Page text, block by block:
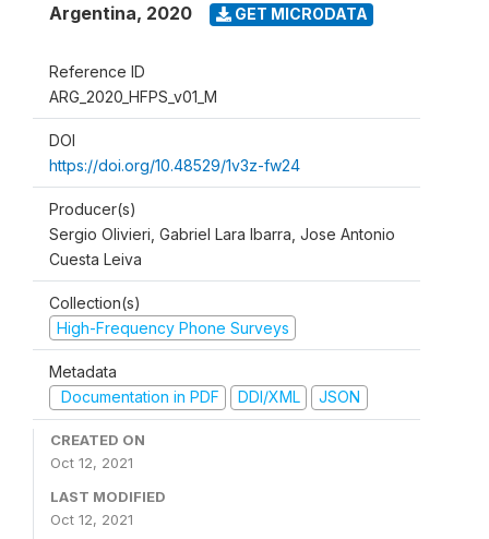
Argentina, 2020 GET MICRODATA
Reference ID
ARG_2020_HFPS_v01_M
DOI
https://doi.org/10.48529/1v3z-fw24
Producer(s)
Sergio Olivieri, Gabriel Lara Ibarra, Jose Antonio
Cuesta Leiva
Collection(s)
High-Frequency Phone Surveys
Metadata
Documentation in PDF
DDI/XML JSON
CREATED ON
Oct 12, 2021
LAST MODIFIED
Oct 12, 2021